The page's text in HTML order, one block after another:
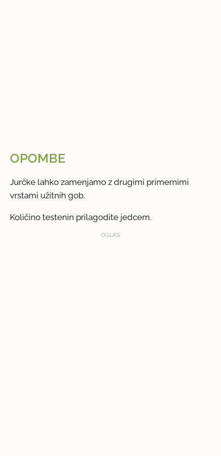
OPOMBE
Jurčke lahko zamenjamo z drugimi primernimi
vrstami užitnih gob.
Količino testenin prilagodite jedcem.
OGLAS